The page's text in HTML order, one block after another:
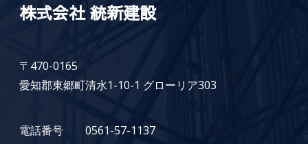
株式会社 統新建設
〒470-0165
愛知郡東郷町清水1-10-1 グローリア303
電話番号 0561-57-1137